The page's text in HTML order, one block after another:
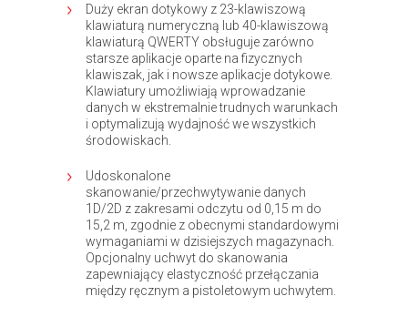
Duży ekran dotykowy z 23-klawiszową
klawiaturą numeryczną lub 40-klawiszową
klawiaturą QWERTY obsługuje zarówno
starsze aplikacje oparte na fizycznych
klawiszak, jak i nowsze aplikacje dotykowe.
Klawiatury umożliwiają wprowadzanie
danych w ekstremalnie trudnych warunkach
i optymalizują wydajność we wszystkich
środowiskach.
Udoskonalone
skanowanie/przechwytywanie danych
1D/2D z zakresami odczytu od 0,15 m do
15,2 m, zgodnie z obecnymi standardowymi
wymaganiami w dzisiejszych magazynach.
Opcjonalny uchwyt do skanowania
zapewniający elastyczność przełączania
między ręcznym a pistoletowym uchwytem.